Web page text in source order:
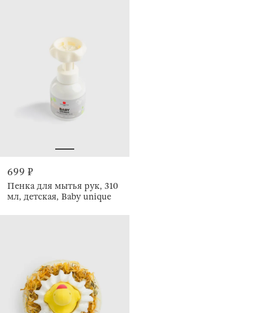
699 ₽
Пенка для мытья рук, 310
мл, детская, Baby unique